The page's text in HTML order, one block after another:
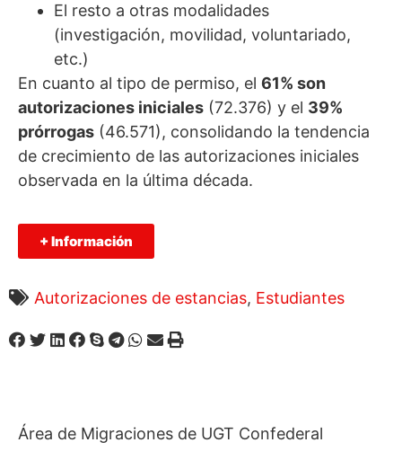
El resto a otras modalidades
(investigación, movilidad, voluntariado,
etc.)
En cuanto al tipo de permiso, el 61% son
autorizaciones iniciales (72.376) y el 39%
prórrogas (46.571), consolidando la tendencia
de crecimiento de las autorizaciones iniciales
observada en la última década.
+ Información
Autorizaciones de estancias, Estudiantes
Área de Migraciones de UGT Confederal